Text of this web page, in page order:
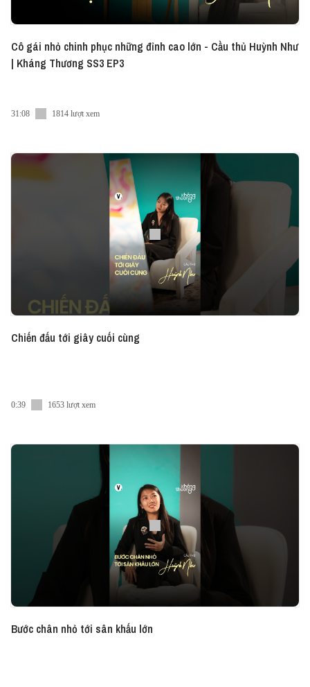
Cô gái nhỏ chinh phục những đỉnh cao lớn - Cầu thủ Huỳnh Như
| Kháng Thương SS3 EP3
31:08 1814 lượt xem
Chiến đấu tới giây cuối cùng
0:39 1653 lượt xem
Bước chân nhỏ tới sân khấu lớn